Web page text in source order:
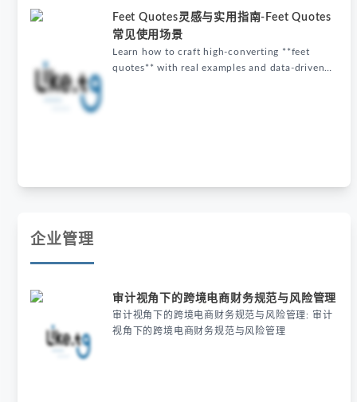
Feet Quotes灵感与实用指南-Feet Quotes
常见使用场景
Learn how to craft high-converting **feet
quotes** with real examples and data-driven
企业管理
审计视角下的跨境电商财务规范与风险管理
审计视角下的跨境电商财务规范与风险管理: 审计
视角下的跨境电商财务规范与风险管理